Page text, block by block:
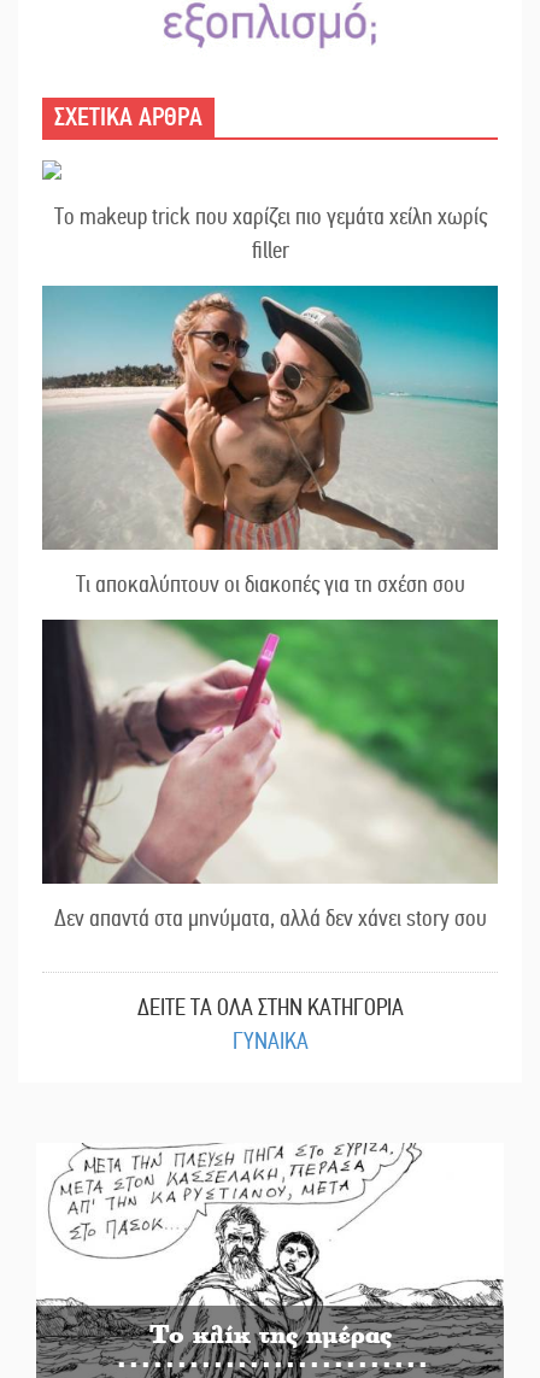
ΣΧΕΤΙΚΑ ΑΡΘΡΑ
Το makeup trick που χαρίζει πιο γεμάτα χείλη χωρίς
filler
Τι αποκαλύπτουν οι διακοπές για τη σχέση σου
Δεν απαντά στα μηνύματα, αλλά δεν χάνει story σου
ΔΕΙΤΕ ΤΑ ΟΛΑ ΣΤΗΝ ΚΑΤΗΓΟΡΙΑ
ΓΥΝΑΙΚΑ
Το κλίκ της ημέρας